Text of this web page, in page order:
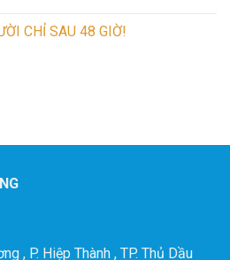
CHỈ SAU 48 GIỜ!
, P. Hiệp Thành , TP. Thủ Dầu